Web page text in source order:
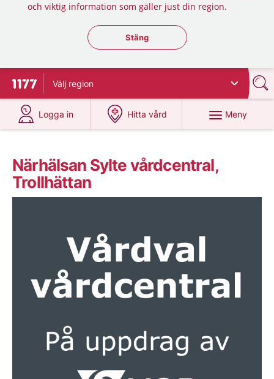
och viktig information som gäller just din region.
Stäng regionsväljaren
Stäng
Till startsidan för 1177
Välj region
Logga in
på 1177.se
Hitta vård
på 1177.se
Meny
Närhälsan Sylte vårdcentral,
Trollhättan